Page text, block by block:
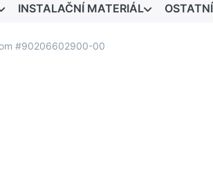
INSTALAČNÍ MATERIÁL OSTATNÍ
#90206602900-00